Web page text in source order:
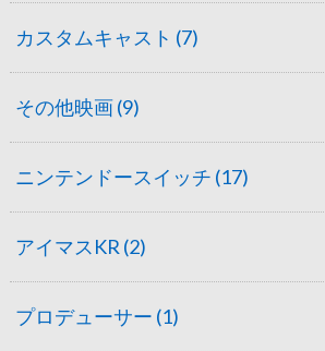
カスタムキャスト (7)
その他映画(9)
ニンテンドースイッチ (17)
アイマスKR (2)
プロデューサー (1)